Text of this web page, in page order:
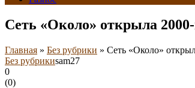
Сеть «Около» открыла
Главная » Без рубрики » Сеть «Около»
Без рубрикиsam27
0
(0)